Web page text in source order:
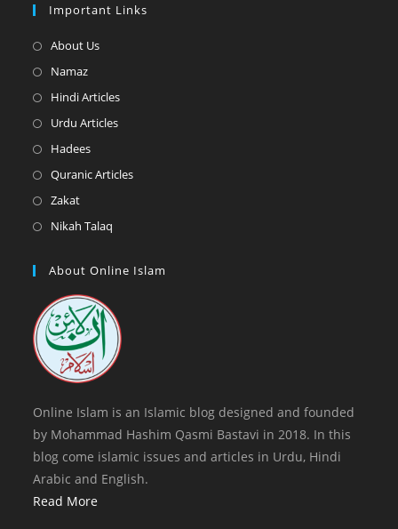
Important Links
About UsOpens
a
NamazOpens
in
Hindi ArticlesOpens
Urdu ArticlesOpens
a
HadeesOpens
in
Quranic ArticlesOpens
tab
ZakatOpens
in
new
Nikah Talaq
a
tab
About Online Islam
Online Islam is an Islamic blog designed and founded
by Mohammad Hashim Qasmi Bastavi in 2018. In this
blog come islamic issues and articles in Urdu, Hindi
Arabic and English.
Read More